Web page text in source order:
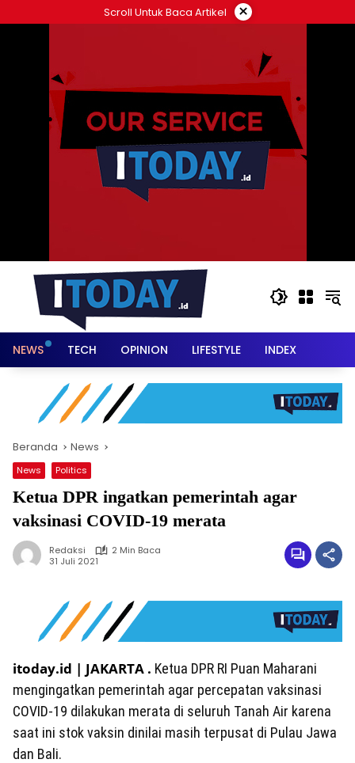
ke
Scroll Untuk Baca Artikel ×
NEWS TECH OPINION LIFESTYLE INDEX
Beranda News
News Politics
Ketua DPR ingatkan pemerintah agar
vaksinasi COVID-19 merata
Redaksi
2 Min Baca
31 Juli 2021
itoday.id | JAKARTA . Ketua DPR RI Puan Maharani
mengingatkan pemerintah agar percepatan vaksinasi
COVID-19 dilakukan merata di seluruh Tanah Air karena
saat ini stok vaksin dinilai masih terpusat di Pulau Jawa
dan Bali.